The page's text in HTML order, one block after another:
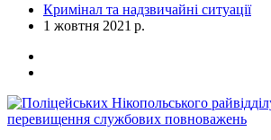
Кримінал та надзвичайні ситуації
1 жовтня 2021 р.